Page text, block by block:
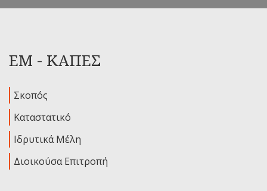
ΕΜ - ΚΑΠΕΣ
Σκοπός
Καταστατικό
Ιδρυτικά Μέλη
Διοικούσα Επιτροπή